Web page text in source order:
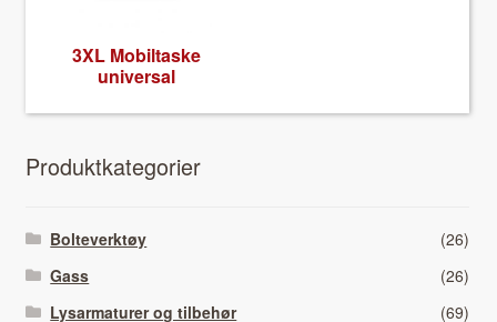
3XL Mobil­taske
uni­ver­sal
Pro­duk­tkat­e­gori­er
Bolteverktøy
(26)
Gass
(26)
Lysarmaturer og tilbehør
(69)